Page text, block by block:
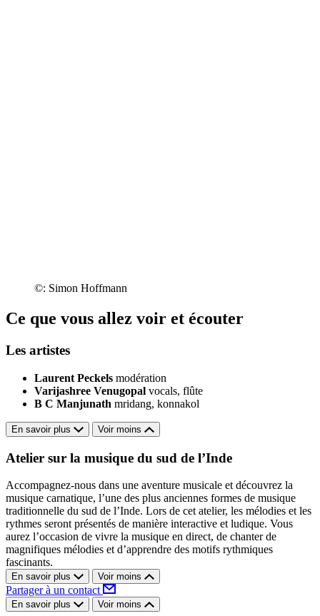
©: Simon Hoffmann
Ce que vous allez voir et écouter
Les artistes
Laurent Peckels modération
Varijashree Venugopal vocals, flûte
B C Manjunath mridang, konnakol
En savoir plus Voir moins
Atelier sur la musique du sud de l’Inde
Accompagnez-nous dans une aventure musicale et découvrez la
musique carnatique, l’une des plus anciennes formes de musique
traditionnelle du sud de l’Inde. Lors de cet atelier, les mélodies et les
rythmes seront présentés de manière interactive et ludique. Vous
aurez l’occasion de vivre la musique en direct, de chanter de
magnifiques mélodies et d’apprendre des motifs rythmiques
fascinants.
En savoir plus Voir moins
Partager à un contact
En savoir plus Voir moins